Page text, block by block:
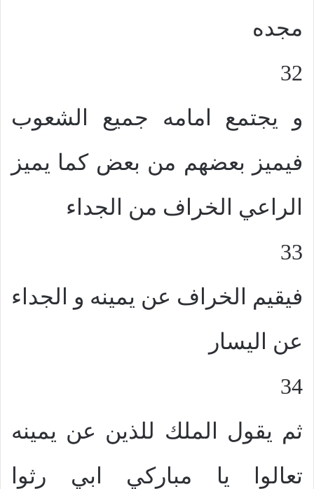
مجده
32
و يجتمع امامه جميع الشعوب
فيميز بعضهم من بعض كما يميز
الراعي الخراف من الجداء
33
فيقيم الخراف عن يمينه و الجداء
عن اليسار
34
ثم يقول الملك للذين عن يمينه
تعالوا يا مباركي ابي رثوا